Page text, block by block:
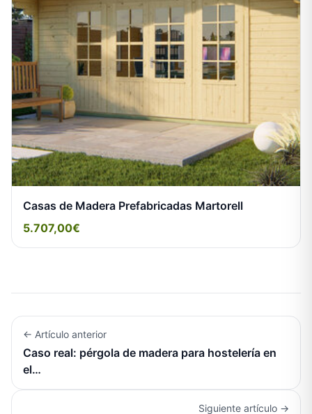
Casas de Madera Prefabricadas Martorell
5.707,00€
← Artículo anterior
Caso real: pérgola de madera para hostelería en
el…
Siguiente artículo →